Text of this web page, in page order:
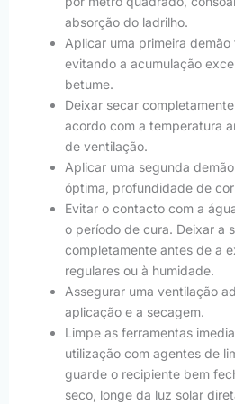
absorção do ladrilho.
Aplicar uma primeira demão
evitando a acumulação
betume.
Deixar secar
acordo com a temperatura
de ventilação.
Aplicar uma segunda
óptima, profundidade de
Evitar o contacto com a
o período de cura. Deixar a
completamente antes de a
regulares ou à humidade.
Assegurar uma ventilação
aplicação e a secagem.
Limpe as ferramentas
utilização com agentes de
guarde o recipiente bem
seco, longe da luz solar